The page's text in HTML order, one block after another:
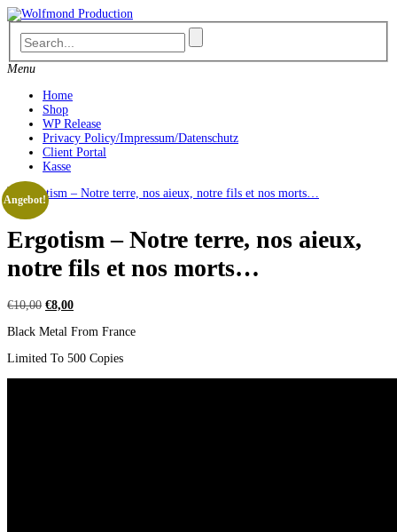
Skip
to
content
Menu
Home
Shop
WP Release
Privacy Policy/Impressum/Datenschutz
Client Portal
Kasse
Angebot!
Ergotism – Notre terre, nos aieux,
notre fils et nos morts…
€10,00 Ursprünglicher
war:
€8,00Aktueller
ist:
Black Metal From France
Limited To 500 Copies